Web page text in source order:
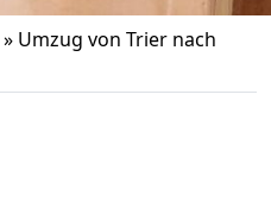
» Umzug von Trier nach